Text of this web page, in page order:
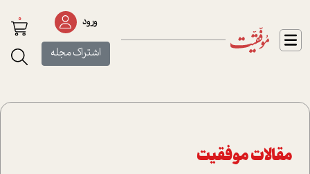
ورود
اشتراک مجله
0
مقالات موفقیت